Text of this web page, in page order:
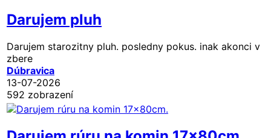
Darujem pluh
Darujem starozitny pluh. posledny pokus. inak akonci v
zbere
Dúbravica
13-07-2026
592 zobrazení